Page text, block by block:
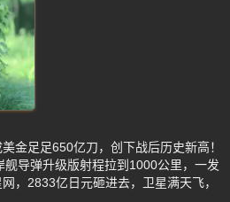
金足足650亿刀，创下战后历史新高！
导弹升级版射程拉到1000公里，一发
，2833亿日元砸进去，卫星满天飞，